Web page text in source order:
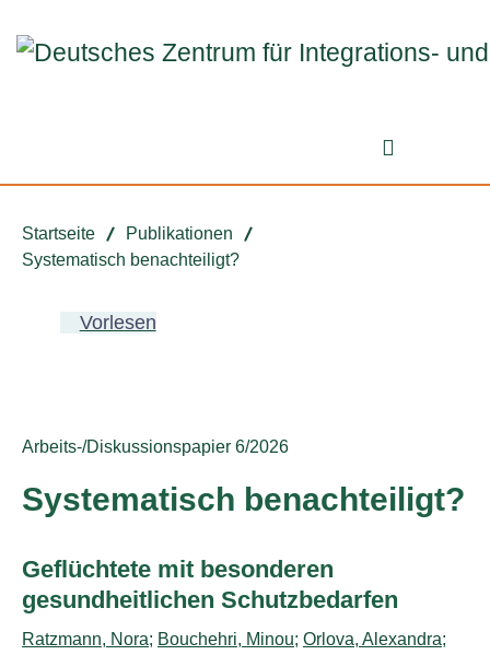
Startseite
Publikationen
Systematisch benachteiligt?
Vorlesen
Publikationstyp:
Arbeits-/Diskussionspapier 6/2026
Systematisch benachteiligt?
Untertitel:
Geflüchtete mit besonderen
gesundheitlichen Schutzbedarfen
AutorInnen:
Ratzmann, Nora; Bouchehri, Minou; Orlova, Alexandra;